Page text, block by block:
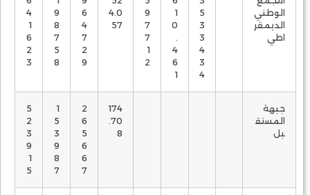
الوطني
الديمقر
اطي
5
3
3
4
3
4
1
0
4
6
1
9
7
7
1
2
4.0
57
6
4
7
2
9
9
8
7
5
8
4
1
6
2
3
جبهة
المستق
بل
174
.70
8
2
6
5
6
6
7
1
5
3
9
8
7
5
2
3
9
1
5